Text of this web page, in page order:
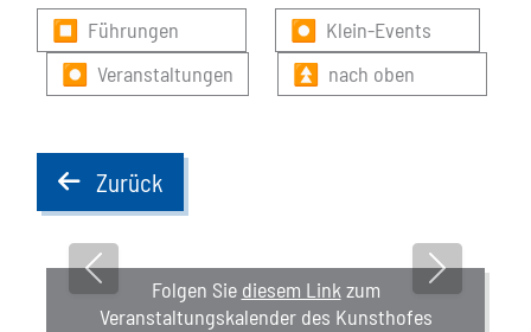
⏹ Führungen
⏺ Klein-Events
⏺ Veranstaltungen
⏫ nach oben
backZurück
Vorheriges Bild Nächstes
Folgen Sie diesem Link zum
Veranstaltungskalender des Kunsthofes